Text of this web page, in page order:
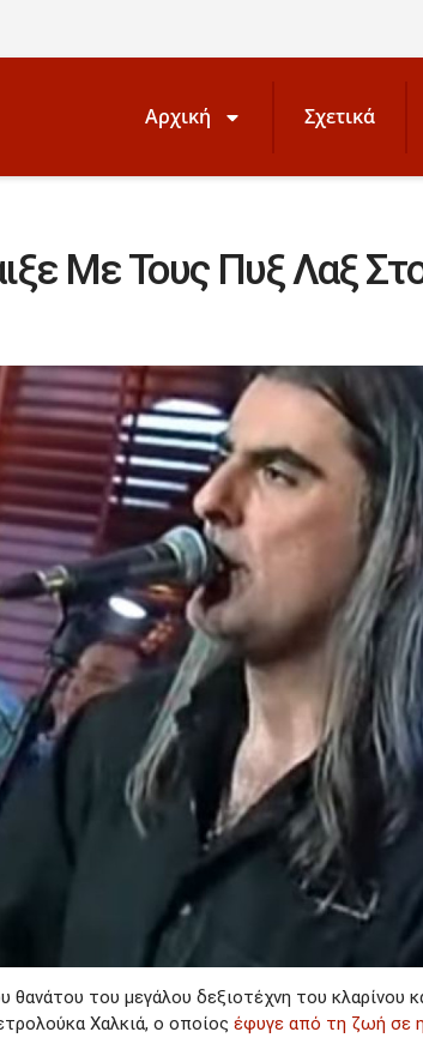
Αρχική Σχετικά
Με Τους Πυξ Λαξ
θανάτου του μεγάλου δεξιοτέχνη του κλαρίνου
Χαλκιά, ο οποίος έφυγε από τη ζωή σε